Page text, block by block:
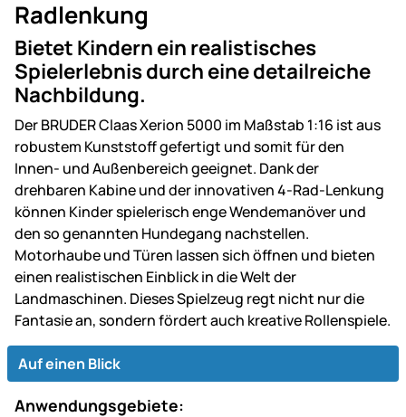
Radlenkung
Bietet Kindern ein realistisches
Spielerlebnis durch eine detailreiche
Nachbildung.
Der BRUDER Claas Xerion 5000 im Maßstab 1:16 ist aus
robustem Kunststoff gefertigt und somit für den
Innen- und Außenbereich geeignet. Dank der
drehbaren Kabine und der innovativen 4-Rad-Lenkung
können Kinder spielerisch enge Wendemanöver und
den so genannten Hundegang nachstellen.
Motorhaube und Türen lassen sich öffnen und bieten
einen realistischen Einblick in die Welt der
Landmaschinen. Dieses Spielzeug regt nicht nur die
Fantasie an, sondern fördert auch kreative Rollenspiele.
Auf einen Blick
Anwendungsgebiete: